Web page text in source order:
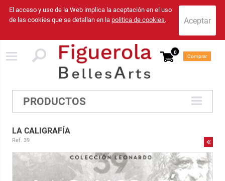
El acceso y uso de la Web implica la aceptación en el uso
de las cookies que se detallan en la politica de cookies.
0
Comprar
PRODUCTOS
LA CALIGRAFÍA
Ref. 39